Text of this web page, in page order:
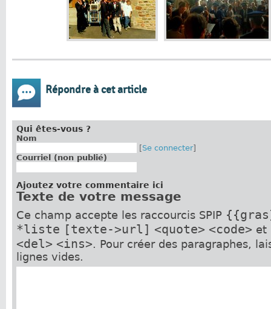
Répondre à cet article
Qui êtes-vous ?
Nom
[Se connecter]
Courriel (non publié)
Ajoutez votre commentaire ici
Texte de votre message
Ce champ accepte les raccourcis SPIP
*liste [texte->url] <quote> <code>et
<del> <ins>. Pour créer des paragraphes,
lignes vides.